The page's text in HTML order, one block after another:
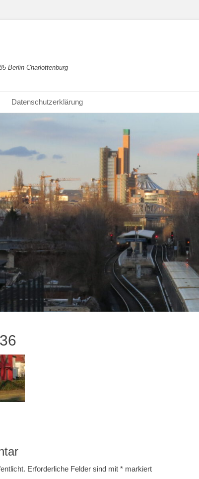
Berlin Charlottenburg
Datenschutzerklärung
Erforderliche Felder sind mit * markiert